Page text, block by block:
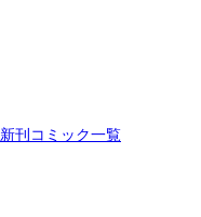
新刊コミック一覧